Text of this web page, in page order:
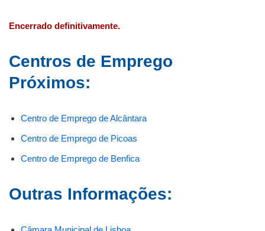
Encerrado definitivamente.
Centros de Emprego
Próximos:
Centro de Emprego de Alcântara
Centro de Emprego de Picoas
Centro de Emprego de Benfica
Outras Informações: